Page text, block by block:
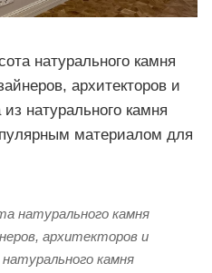
натурального камня
архитекторов и
натурального камня
материалом для
натурального камня
архитекторов и
камня